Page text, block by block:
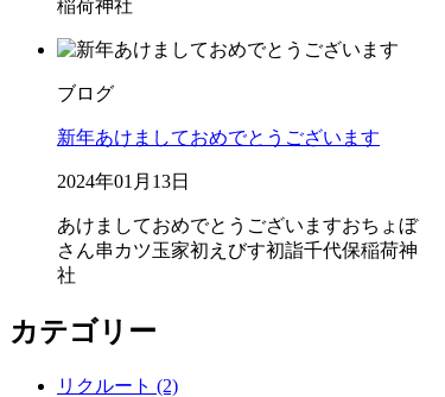
稲荷神社
ブログ
新年あけましておめでとうございます
2024年01月13日
あけましておめでとうございますおちょぼ
さん串カツ玉家初えびす初詣千代保稲荷神
社
カテゴリー
リクルート (2)